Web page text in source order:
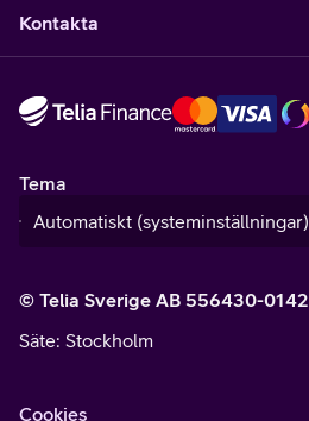
Kontakta
Tema
© Telia Sverige AB 556430-0142
Säte: Stockholm
Cookies